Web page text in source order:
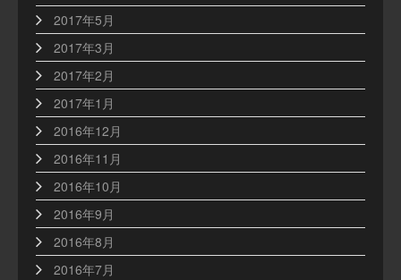
2017年5月
2017年3月
2017年2月
2017年1月
2016年12月
2016年11月
2016年10月
2016年9月
2016年8月
2016年7月